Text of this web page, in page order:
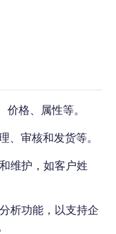
格、属性等。
、审核和发货等。
维护，如客户姓
析功能，以支持企